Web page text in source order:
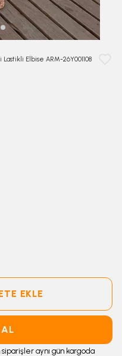
Elbise ARM-26Y001108
EKLE
aynı gün kargoda